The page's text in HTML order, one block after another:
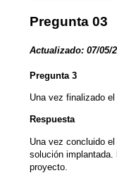
Pregunta 03
Actualizado: 07/05/
Pregunta 3
Una vez finalizado
Respuesta
Una vez concluido
solución implantada.
proyecto.